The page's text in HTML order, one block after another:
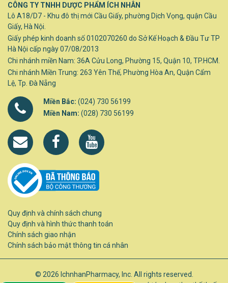
CÔNG TY TNHH DƯỢC PHẨM ÍCH NHÂN
Lô A18/D7 - Khu đô thị mới Cầu Giấy, phường Dịch Vọng, quận Cầu
Giấy, Hà Nội.
Giấy phép kinh doanh số 0102070260 do Sở Kế Hoạch & Đầu Tư TP
Hà Nội cấp ngày 07/08/2013
Chi nhánh miền Nam: 36A Cửu Long, Phường 15, Quận 10, TP.HCM.
Chi nhánh Miền Trung: 263 Yên Thế, Phường Hòa An, Quận Cẩm
Lệ, Tp. Đà Nẵng
Miền Bắc: (024) 730 56199
Miền Nam: (028) 730 56199
Quy định và chính sách chung
Quy định và hình thức thanh toán
Chính sách giao nhận
Chính sách bảo mật thông tin cá nhân
© 2026 IchnhanPharmacy, Inc. All rights reserved.